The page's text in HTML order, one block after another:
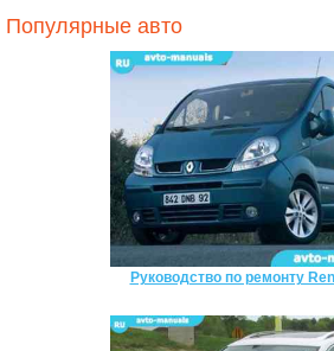
Популярные авто
Руководство по ремонту